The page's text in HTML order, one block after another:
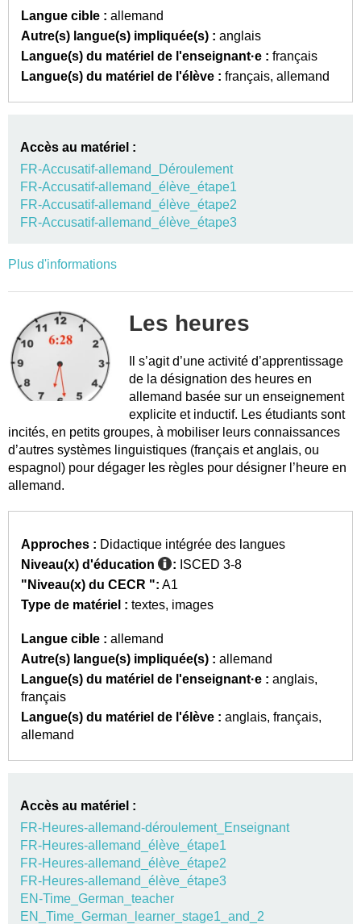
Langue cible : allemand
Autre(s) langue(s) impliquée(s) : anglais
Langue(s) du matériel de l'enseignant·e : français
Langue(s) du matériel de l'élève : français allemand
Accès au matériel :
FR-Accusatif-allemand_Déroulement
FR-Accusatif-allemand_élève_étape1
FR-Accusatif-allemand_élève_étape2
FR-Accusatif-allemand_élève_étape3
Plus d'informations
Les heures
Il s’agit d’une activité d’apprentissage
de la désignation des heures en
allemand basée sur un enseignement
explicite et inductif. Les étudiants sont
incités, en petits groupes, à mobiliser leurs connaissances
d’autres systèmes linguistiques (français et anglais, ou
espagnol) pour dégager les règles pour désigner l’heure en
allemand.
Approches : Didactique intégrée des langues
Niveau(x) d'éducation
: ISCED 3-8
"Niveau(x) du CECR ": A1
Type de matériel : textes images
Langue cible : allemand
Autre(s) langue(s) impliquée(s) : allemand
Langue(s) du matériel de l'enseignant·e : anglais
français
Langue(s) du matériel de l'élève : anglais français
allemand
Accès au matériel :
FR-Heures-allemand-déroulement_Enseignant
FR-Heures-allemand_élève_étape1
FR-Heures-allemand_élève_étape2
FR-Heures-allemand_élève_étape3
EN-Time_German_teacher
EN_Time_German_learner_stage1_and_2